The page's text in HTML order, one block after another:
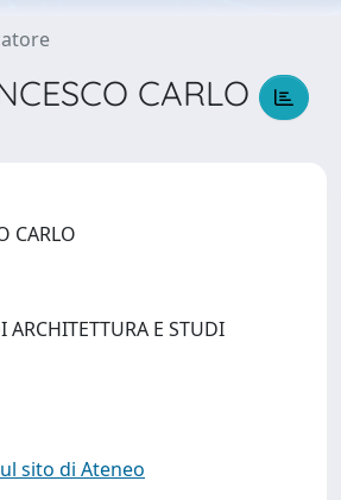
CARLO
CARLO
ARCHITETTURA E STUDI
sito di Ateneo